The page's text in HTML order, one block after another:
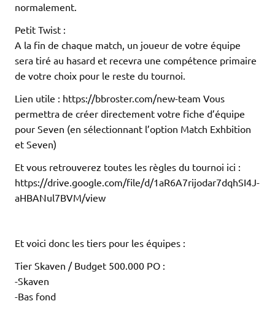
normalement.
Petit Twist :
A la fin de chaque match, un joueur de votre équipe
sera tiré au hasard et recevra une compétence primaire
de votre choix pour le reste du tournoi.
Lien utile : https://bbroster.com/new-team Vous
permettra de créer directement votre fiche d’équipe
pour Seven (en sélectionnant l’option Match Exhbition
et Seven)
Et vous retrouverez toutes les règles du tournoi ici :
https://drive.google.com/file/d/1aR6A7rijodar7dqhSI4J-
aHBANul7BVM/view
Et voici donc les tiers pour les équipes :
Tier Skaven / Budget 500.000 PO :
-Skaven
-Bas fond